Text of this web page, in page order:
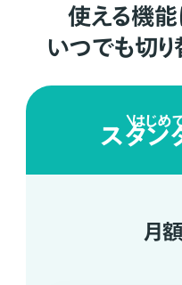
使える機能
いつでも切り
はじめ
スタン
月